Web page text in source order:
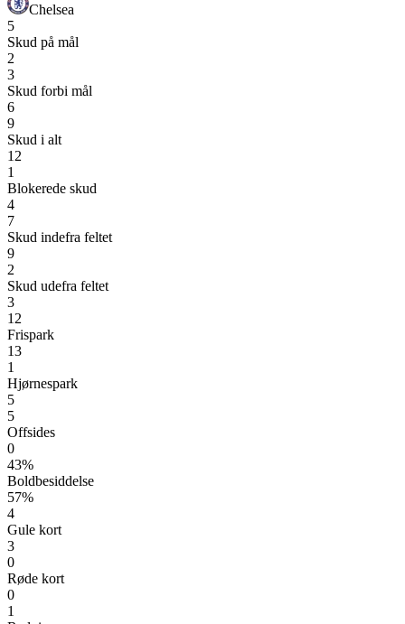
Chelsea
5
Skud på mål
2
3
Skud forbi mål
6
9
Skud i alt
12
1
Blokerede skud
4
7
Skud indefra feltet
9
2
Skud udefra feltet
3
12
Frispark
13
1
Hjørnespark
5
5
Offsides
0
43%
Boldbesiddelse
57%
4
Gule kort
3
0
Røde kort
0
1